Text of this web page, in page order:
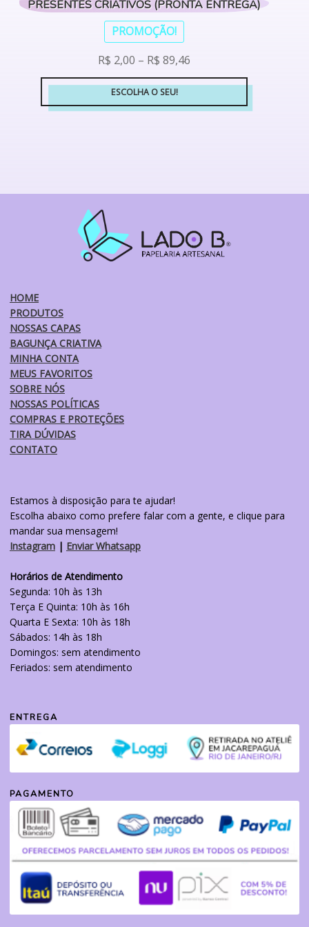
PRESENTES CRIATIVOS (PRONTA ENTREGA)
PROMOÇÃO!
R$ 2,00 – R$ 89,46
ESCOLHA O SEU!
HOME
PRODUTOS
NOSSAS CAPAS
BAGUNÇA CRIATIVA
MINHA CONTA
MEUS FAVORITOS
SOBRE NÓS
NOSSAS POLÍTICAS
COMPRAS E PROTEÇÕES
TIRA DÚVIDAS
CONTATO
Estamos à disposição para te ajudar!
Escolha abaixo como prefere falar com a gente, e clique para
mandar sua mensagem!
Instagram | Enviar Whatsapp
Horários de Atendimento
Segunda: 10h às 13h
Terça E Quinta: 10h às 16h
Quarta E Sexta: 10h às 18h
Sábados: 14h às 18h
Domingos: sem atendimento
Feriados: sem atendimento
ENTREGA
PAGAMENTO